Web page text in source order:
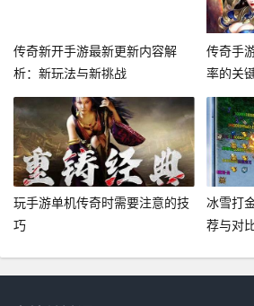
传奇新开手游最新更新内容解
析：新玩法与新挑战
传奇手
率的关
玩手游单机传奇时需要注意的技
巧
冰雪打
荐与对